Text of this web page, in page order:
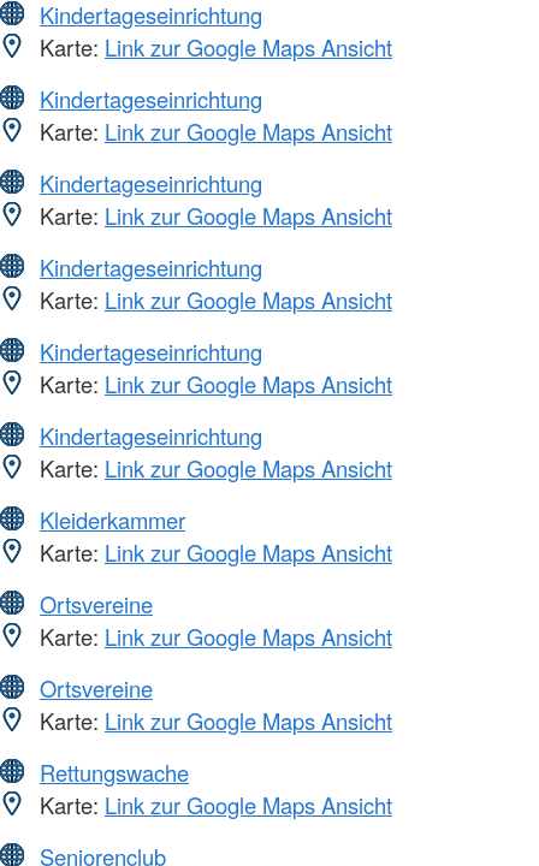
Kindertageseinrichtung
Karte: Link zur Google Maps Ansicht
Kindertageseinrichtung
Karte: Link zur Google Maps Ansicht
Kindertageseinrichtung
Karte: Link zur Google Maps Ansicht
Kindertageseinrichtung
Karte: Link zur Google Maps Ansicht
Kindertageseinrichtung
Karte: Link zur Google Maps Ansicht
Kindertageseinrichtung
Karte: Link zur Google Maps Ansicht
Kleiderkammer
Karte: Link zur Google Maps Ansicht
Ortsvereine
Karte: Link zur Google Maps Ansicht
Ortsvereine
Karte: Link zur Google Maps Ansicht
Rettungswache
Karte: Link zur Google Maps Ansicht
Seniorenclub